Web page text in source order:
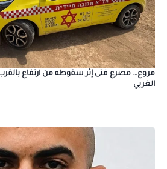
مروع… مصرع فتى إثر سقوطه من ارتفاع
الغربي